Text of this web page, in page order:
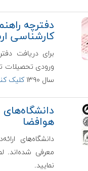
دفترچه
کارشناسی
برای دریافت
ورودی تحصيلات
سال ۱۳۹۰
کلیک
هوافضا
دانشگاه‌های
معرفی شده‌اند.
نمایید.